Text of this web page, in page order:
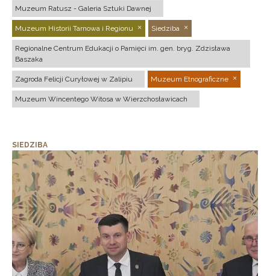
Muzeum Ratusz - Galeria Sztuki Dawnej
Muzeum Historii Tarnowa i Regionu Siedziba
Regionalne Centrum Edukacji o Pamięci im. gen. bryg. Zdzisława
Baszaka
Zagroda Felicji Curyłowej w Zalipiu Muzeum Etnograficzne
Muzeum Wincentego Witosa w Wierzchosławicach
SIEDZIBA